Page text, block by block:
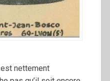
nettement